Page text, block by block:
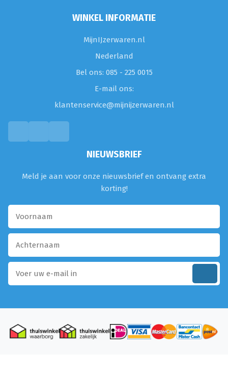
WINKEL INFORMATIE
MijnIJzerwaren.nl
Nederland
Bel ons: 085 - 225 0015
E-mail ons:
klantenservice@mijnijzerwaren.nl
NIEUWSBRIEF
Meld je aan voor onze nieuwsbrief en ontvang extra
korting!